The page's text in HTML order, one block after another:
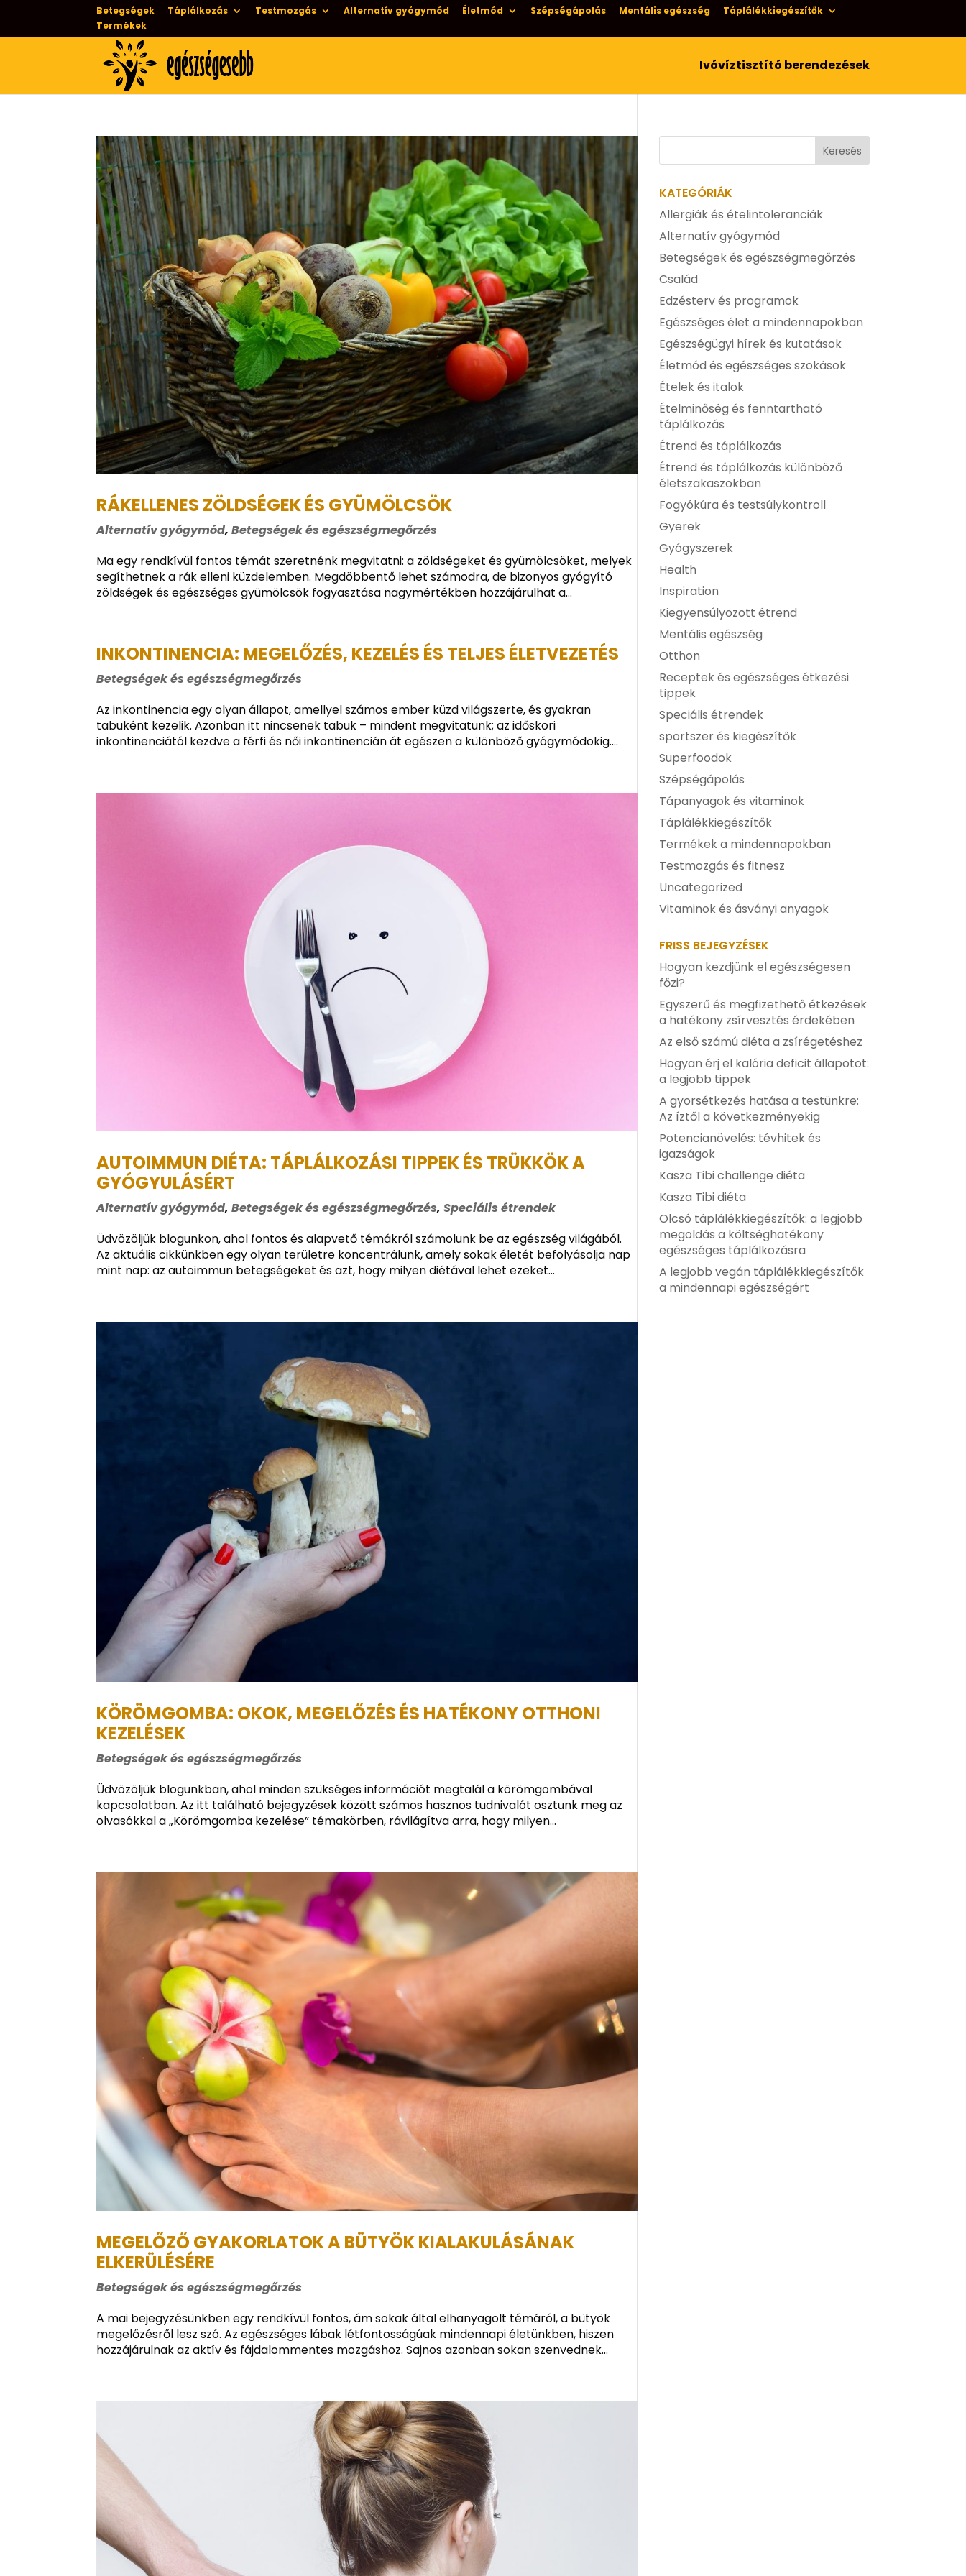
Betegségek Táplálkozás Testmozgás Alternatív gyógymód Életmód Szépségápolás Mentális egészség
Táplálékkiegészítők
Termékek
Ivóvíztisztító berendezések
RÁKELLENES ZÖLDSÉGEK ÉS GYÜMÖLCSÖK
Alternatív gyógymód,Betegségek és egészségmegőrzés
Ma egy rendkívül fontos témát szeretnénk megvitatni: a zöldségeket és gyümölcsöket, melyek
segíthetnek a rák elleni küzdelemben. Megdöbbentő lehet számodra, de bizonyos gyógyító
zöldségek és egészséges gyümölcsök fogyasztása nagymértékben hozzájárulhat a...
INKONTINENCIA: MEGELŐZÉS, KEZELÉS ÉS TELJES ÉLETVEZETÉS
Betegségek és egészségmegőrzés
Az inkontinencia egy olyan állapot, amellyel számos ember küzd világszerte, és gyakran
tabuként kezelik. Azonban itt nincsenek tabuk – mindent megvitatunk; az időskori
inkontinenciától kezdve a férfi és női inkontinencián át egészen a különböző gyógymódokig....
AUTOIMMUN DIÉTA: TÁPLÁLKOZÁSI TIPPEK ÉS TRÜKKÖK A
GYÓGYULÁSÉRT
Alternatív gyógymód,Betegségek és egészségmegőrzés,Speciális étrendek
Üdvözöljük blogunkon, ahol fontos és alapvető témákról számolunk be az egészség világából.
Az aktuális cikkünkben egy olyan területre koncentrálunk, amely sokak életét befolyásolja nap
mint nap: az autoimmun betegségeket és azt, hogy milyen diétával lehet ezeket...
KÖRÖMGOMBA: OKOK, MEGELŐZÉS ÉS HATÉKONY OTTHONI
KEZELÉSEK
Betegségek és egészségmegőrzés
Üdvözöljük blogunkban, ahol minden szükséges információt megtalál a körömgombával
kapcsolatban. Az itt található bejegyzések között számos hasznos tudnivalót osztunk meg az
olvasókkal a „Körömgomba kezelése” témakörben, rávilágítva arra, hogy milyen...
MEGELŐZŐ GYAKORLATOK A BÜTYÖK KIALAKULÁSÁNAK
ELKERÜLÉSÉRE
Betegségek és egészségmegőrzés
A mai bejegyzésünkben egy rendkívül fontos, ám sokak által elhanyagolt témáról, a bütyök
megelőzésről lesz szó. Az egészséges lábak létfontosságúak mindennapi életünkben, hiszen
hozzájárulnak az aktív és fájdalommentes mozgáshoz. Sajnos azonban sokan szenvednek...
KATEGÓRIÁK
Allergiák és ételintoleranciák
Alternatív gyógymód
Betegségek és egészségmegőrzés
Család
Edzésterv és programok
Egészséges élet a mindennapokban
Egészségügyi hírek és kutatások
Életmód és egészséges szokások
Ételek és italok
Ételminőség és fenntartható
táplálkozás
Étrend és táplálkozás
Étrend és táplálkozás különböző
életszakaszokban
Fogyókúra és testsúlykontroll
Gyerek
Gyógyszerek
Health
Inspiration
Kiegyensúlyozott étrend
Mentális egészség
Otthon
Receptek és egészséges étkezési
tippek
Speciális étrendek
sportszer és kiegészítők
Superfoodok
Szépségápolás
Tápanyagok és vitaminok
Táplálékkiegészítők
Termékek a mindennapokban
Testmozgás és fitnesz
Uncategorized
Vitaminok és ásványi anyagok
FRISS BEJEGYZÉSEK
Hogyan kezdjünk el egészségesen
főzi?
Egyszerű és megfizethető étkezések
a hatékony zsírvesztés érdekében
Az első számú diéta a zsírégetéshez
Hogyan érj el kalória deficit állapotot:
a legjobb tippek
A gyorsétkezés hatása a testünkre:
Az íztől a következményekig
Potencianövelés: tévhitek és
igazságok
Kasza Tibi challenge diéta
Kasza Tibi diéta
Olcsó táplálékkiegészítők: a legjobb
megoldás a költséghatékony
egészséges táplálkozásra
A legjobb vegán táplálékkiegészítők
a mindennapi egészségért